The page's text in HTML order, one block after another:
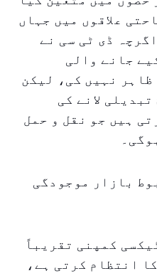
علاقوں میں جہاں
ڈی ٹی سی نے
جانے والی
نہیں کی، لیکن
لانے کی
ہیں جو نقل و حمل
بازار موجودگی
کمپنی تقریباً
کا انتظام کرتی ہے،